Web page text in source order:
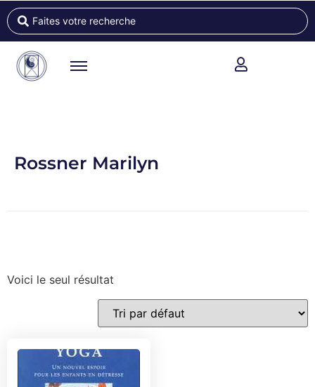
Rossner Marilyn
Voici le seul résultat